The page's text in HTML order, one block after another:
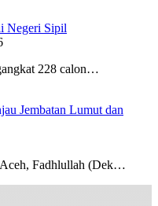
Negeri Sipil
228 calon…
Jembatan Lumut dan
Fadhlullah (Dek…